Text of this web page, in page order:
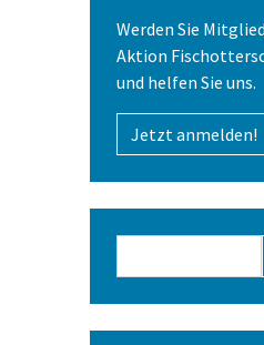
Werden Sie
Aktion
und helfen Sie uns.
Jetzt anmelden!